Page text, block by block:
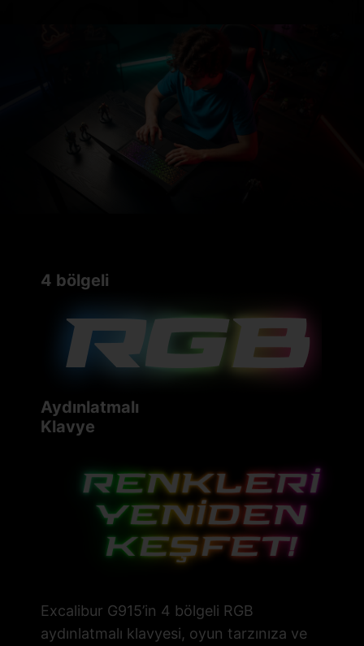
4 bölgeli
Aydınlatmalı
Klavye
Excalibur G915’in 4 bölgeli RGB
aydınlatmalı klavyesi, oyun tarzınıza ve